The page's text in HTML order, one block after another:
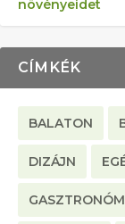
növényeidet
CÍMKÉK
BALATON
DIZÁJN